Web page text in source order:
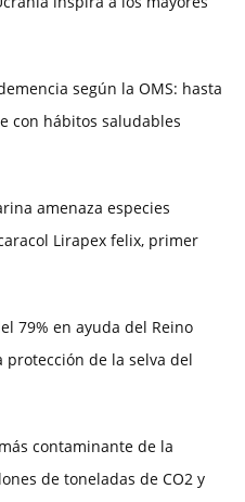
según la OMS: hasta
con hábitos saludables
amenaza especies
Lirapex felix, primer
79% en ayuda del Reino
protección de la selva del
contaminante de la
de toneladas de CO2 y